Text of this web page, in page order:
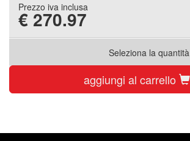
Prezzo iva inclusa
€ 270.97
Seleziona la quantità
aggiungi al carrello